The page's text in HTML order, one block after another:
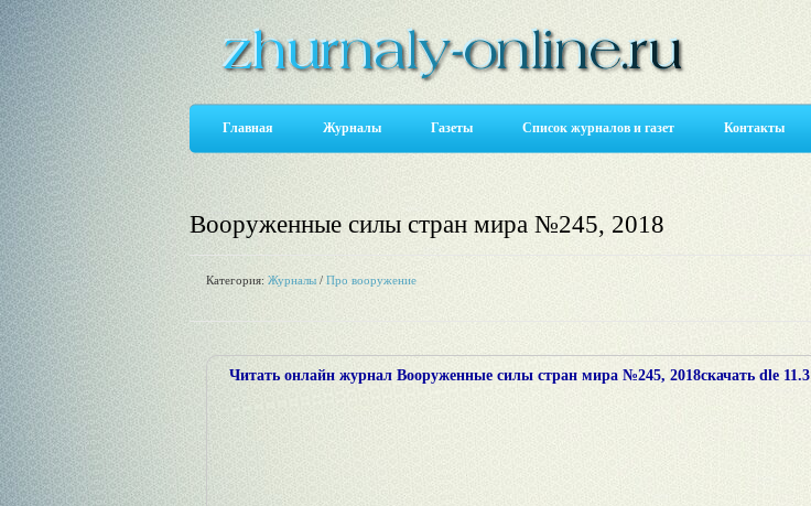
Главная Журналы Газеты Список журналов и газет Контакты
Вооруженные силы стран мира №245, 2018
Категория: Журналы / Про вооружение
Читать онлайн журнал Вооруженные силы стран мира №245, 2018скачать dle 11.3